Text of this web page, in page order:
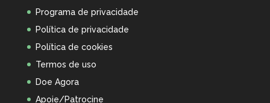
Programa de privacidade
Política de privacidade
Política de cookies
Termos de uso
Doe Agora
Apoie/Patrocine